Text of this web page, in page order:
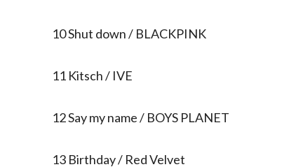
10 Shut down / BLACKPINK
11 Kitsch / IVE
12 Say my name / BOYS PLANET
13 Birthday / Red Velvet